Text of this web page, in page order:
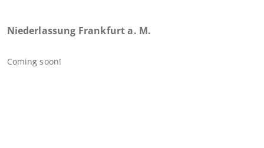
Niederlassung Frankfurt a. M.
Coming soon!